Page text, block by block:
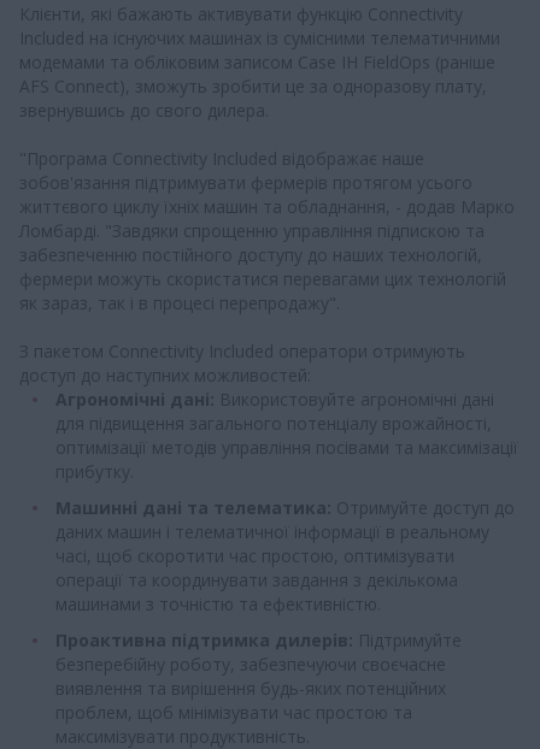
Клієнти, які бажають активувати функцію Connectivity
Included на існуючих машинах із сумісними телематичними
модемами та обліковим записом Case IH FieldOps (раніше
AFS Connect), зможуть зробити це за одноразову плату,
звернувшись до свого дилера.
"Програма Connectivity Included відображає наше
зобов'язання підтримувати фермерів протягом усього
життєвого циклу їхніх машин та обладнання, - додав Марко
Ломбарді. "Завдяки спрощенню управління підпискою та
забезпеченню постійного доступу до наших технологій,
фермери можуть скористатися перевагами цих технологій
як зараз, так і в процесі перепродажу".
З пакетом Connectivity Included оператори отримують
доступ до наступних можливостей:
Агрономічні дані: Використовуйте агрономічні дані
для підвищення загального потенціалу врожайності,
оптимізації методів управління посівами та максимізації
прибутку.
Машинні дані та телематика: Отримуйте доступ до
даних машин і телематичної інформації в реальному
часі, щоб скоротити час простою, оптимізувати
операції та координувати завдання з декількома
машинами з точністю та ефективністю.
Проактивна підтримка дилерів: Підтримуйте
безперебійну роботу, забезпечуючи своєчасне
виявлення та вирішення будь-яких потенційних
проблем, щоб мінімізувати час простою та
максимізувати продуктивність.